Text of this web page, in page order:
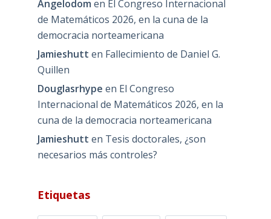
Angelodom en El Congreso Internacional
de Matemáticos 2026, en la cuna de la
democracia norteamericana
Jamieshutt en Fallecimiento de Daniel G.
Quillen
Douglasrhype en El Congreso
Internacional de Matemáticos 2026, en la
cuna de la democracia norteamericana
Jamieshutt en Tesis doctorales, ¿son
necesarios más controles?
Etiquetas